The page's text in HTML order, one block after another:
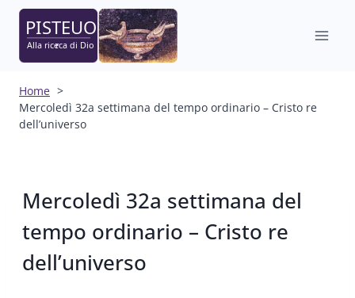
Salta
contenuto
Home
Mercoledì 32a settimana del tempo ordinario – Cristo re
dell’universo
Mercoledì 32a settimana del
tempo ordinario – Cristo re
dell’universo